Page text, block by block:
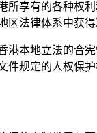
享有的各种
法律体系中获得
地立法的合
规定的人权保